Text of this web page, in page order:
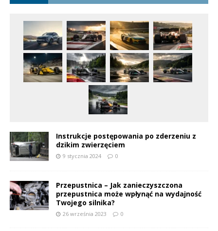
Instrukcje postępowania po zderzeniu z
dzikim zwierzęciem
9 stycznia 2024 0
Przepustnica – Jak zanieczyszczona
przepustnica może wpłynąć na wydajność
Twojego silnika?
26 września 2023 0